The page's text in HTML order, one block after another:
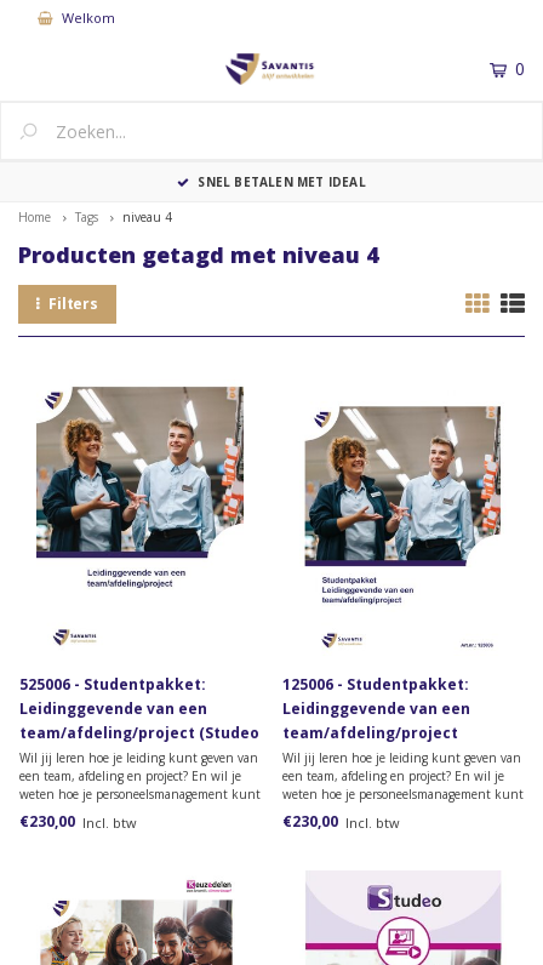
Welkom
0
SNEL BETALEN MET IDEAL
Home Tags niveau 4
Producten getagd met niveau 4
Filters
525006 - Studentpakket:
Leidinggevende van een
team/afdeling/project (Studeo
versie)
Wil jij leren hoe je leiding kunt geven van
een team, afdeling en project? En wil je
weten hoe je personeelsmanagement kunt
vormgeven? Bestel dan het lesmateriaal
voor de opleiding Leidinggevende van een
€230,00 Incl. btw
125006 - Studentpakket:
Leidinggevende van een
team/afdeling/project
(papieren versie)
Wil jij leren hoe je leiding kunt geven van
een team, afdeling en project? En wil je
weten hoe je personeelsmanagement kunt
vormgeven? Bestel dan het lesmateriaal
voor de opleiding Leidinggevende van een
€230,00 Incl. btw